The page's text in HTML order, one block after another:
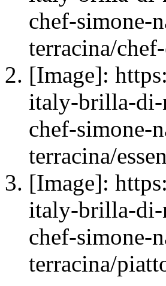
chef-simone-
terracina/
[Image]:
italy-brilla-di-
chef-simone-
terracina/
[Image]:
italy-brilla-di-
chef-simone-
terracina/